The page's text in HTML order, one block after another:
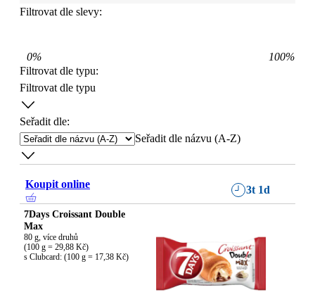
Filtrovat dle slevy:
0% 100%
Filtrovat dle typu:
Filtrovat dle typu
Seřadit dle:
Seřadit dle názvu (A-Z)
Koupit online 3t 1d
7Days Croissant Double
Max
80 g, více druhů
(100 g = 29,88 Kč)
s Clubcard: (100 g = 17,38 Kč)